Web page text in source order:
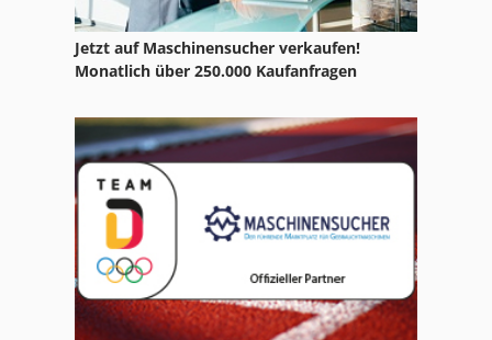
Jetzt auf Maschinensucher verkaufen!
Monatlich über 250.000 Kaufanfragen